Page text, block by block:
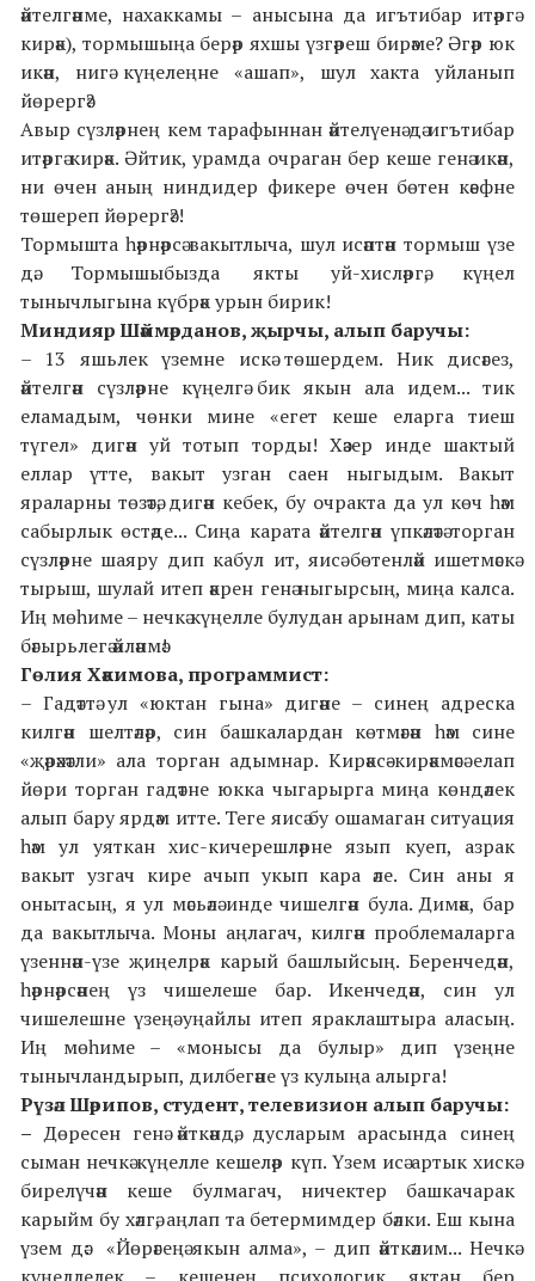
әйтелгәнме, нахаккамы – анысына да игътибар итәргә
кирәк), тормышыңа берәр яхшы үзгәреш бирәме? Әгәр юк
икән, нигә күңелеңне «ашап», шул хакта уйланып
йөрергә?
Авыр сүзләрнең кем тарафыннан әйтелүенә дә игътибар
итәргә кирәк. Әйтик, урамда очраган бер кеше генә икән,
ни өчен аның ниндидер фикере өчен бөтен кәефне
төшереп йөрергә?!
Тормышта һәрнәрсә вакытлыча, шул исәптән тормыш үзе
дә. Тормышыбызда якты уй-хисләргә, күңел
тынычлыгына күбрәк урын бирик!
Миндияр Шәймәрданов, җырчы, алып баручы:
– 13 яшьлек үземне искә төшердем. Ник дисәгез,
әйтелгән сүзләрне күңелгә бик якын ала идем... тик
еламадым, чөнки мине «егет кеше еларга тиеш
түгел» дигән уй тотып торды! Хәзер инде шактый
еллар үтте, вакыт узган саен ныгыдым. Вакыт
яраларны төзәтә, дигән кебек, бу очракта да ул көч һәм
сабырлык өстәде... Сиңа карата әйтелгән үпкәләтә торган
сүзләрне шаяру дип кабул ит, яисә бөтенләй ишетмәскә
тырыш, шулай итеп әкрен генә ныгырсың, миңа калса.
Иң мөһиме – нечкә күңелле булудан арынам дип, каты
бәгырьлегә әйләнмә!
Гөлия Хәкимова, программист:
– Гадәттә ул «юктан гына» дигәне – синең адреска
килгән шелтәләр, син башкалардан көтмәгән һәм сине
«җәрәхәтли» ала торган адымнар. Кирәксә-кирәкмәсә елап
йөри торган гадәтне юкка чыгарырга миңа көндәлек
алып бару ярдәм итте. Теге яисә бу ошамаган ситуация
һәм ул уяткан хис-кичерешләрне язып куеп, азрак
вакыт узгач кире ачып укып кара әле. Син аны я
онытасың, я ул мәсьәлә инде чишелгән була. Димәк, бар
да вакытлыча. Моны аңлагач, килгән проблемаларга
үзеннән-үзе җиңелрәк карый башлыйсың. Беренчедән,
һәрнәрсәнең үз чишелеше бар. Икенчедән, син ул
чишелешне үзеңә уңайлы итеп яраклаштыра аласың.
Иң мөһиме – «монысы да булыр» дип үзеңне
тынычландырып, дилбегәне үз кулыңа алырга!
Рүзәл Шәрипов, студент, телевизион алып баручы:
–Дөресен генә әйткәндә, дусларым арасында синең
сыман нечкә күңелле кешеләр күп. Үзем исә артык хискә
бирелүчән кеше булмагач, ничектер башкачарак
карыйм бу хәлгә, аңлап та бетермимдер бәлки. Еш кына
үзем дә: «Йөрәгеңә якын алма», – дип әйткәлим... Нечкә